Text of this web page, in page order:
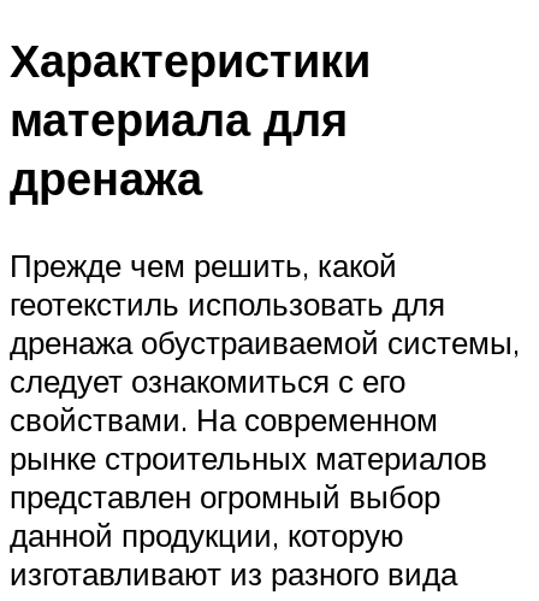
Характеристики
материала для
дренажа
Прежде чем решить, какой
геотекстиль использовать для
дренажа обустраиваемой системы,
следует ознакомиться с его
свойствами. На современном
рынке строительных материалов
представлен огромный выбор
данной продукции, которую
изготавливают из разного вида